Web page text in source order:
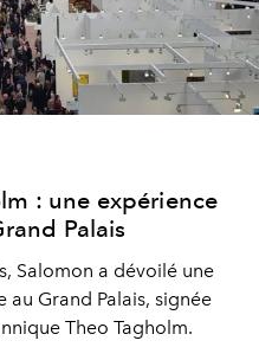
: une expérience
Palais
Salomon a dévoilé une
Grand Palais, signée
Theo Tagholm.